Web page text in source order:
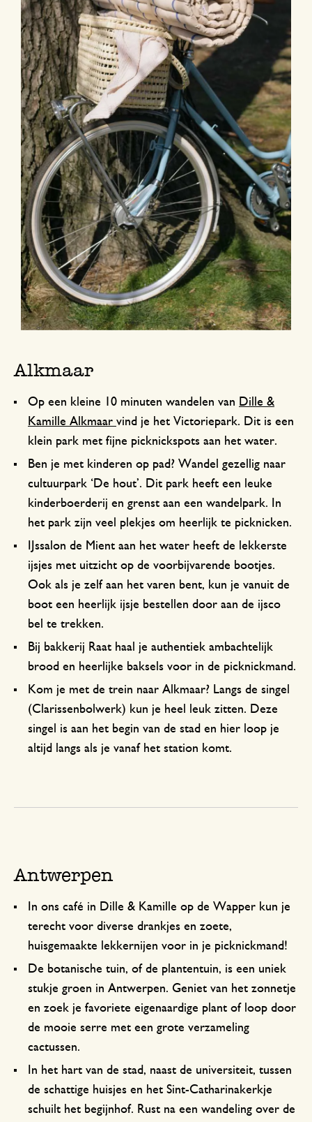
Alkmaar
Op een kleine 10 minuten wandelen van Dille &
Kamille Alkmaar vind je het Victoriepark. Dit is een
klein park met fijne picknickspots aan het water.
Ben je met kinderen op pad? Wandel gezellig naar
cultuurpark ‘De hout’. Dit park heeft een leuke
kinderboerderij en grenst aan een wandelpark. In
het park zijn veel plekjes om heerlijk te picknicken.
IJssalon de Mient aan het water heeft de lekkerste
ijsjes met uitzicht op de voorbijvarende bootjes.
Ook als je zelf aan het varen bent, kun je vanuit de
boot een heerlijk ijsje bestellen door aan de ijsco
bel te trekken.
Bij bakkerij Raat haal je authentiek ambachtelijk
brood en heerlijke baksels voor in de picknickmand.
Kom je met de trein naar Alkmaar? Langs de singel
(Clarissenbolwerk) kun je heel leuk zitten. Deze
singel is aan het begin van de stad en hier loop je
altijd langs als je vanaf het station komt.
Antwerpen
In ons café in Dille & Kamille op de Wapper kun je
terecht voor diverse drankjes en zoete,
huisgemaakte lekkernijen voor in je picknickmand!
De botanische tuin, of de plantentuin, is een uniek
stukje groen in Antwerpen. Geniet van het zonnetje
en zoek je favoriete eigenaardige plant of loop door
de mooie serre met een grote verzameling
cactussen.
In het hart van de stad, naast de universiteit, tussen
de schattige huisjes en het Sint-Catharinakerkje
schuilt het begijnhof. Rust na een wandeling over de